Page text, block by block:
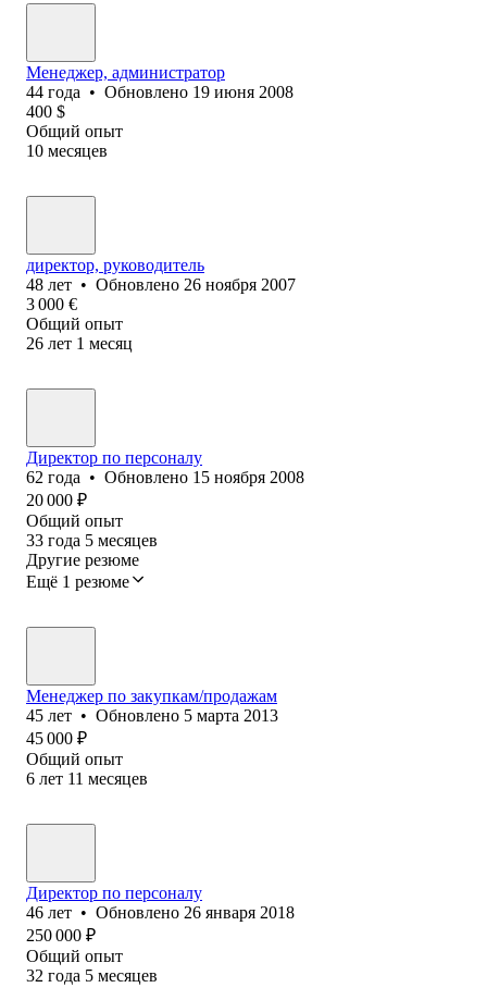
Менеджер, администратор
44 года • Обновлено 19 июня 2008
400 $
Общий опыт
10 месяцев
директор, руководитель
48 лет • Обновлено 26 ноября 2007
3 000 €
Общий опыт
26 лет 1 месяц
Директор по персоналу
62 года • Обновлено 15 ноября 2008
20 000 ₽
Общий опыт
33 года 5 месяцев
Другие резюме
Ещё 1 резюме
Менеджер по закупкам/продажам
45 лет • Обновлено 5 марта 2013
45 000 ₽
Общий опыт
6 лет 11 месяцев
Директор по персоналу
46 лет • Обновлено 26 января 2018
250 000 ₽
Общий опыт
32 года 5 месяцев